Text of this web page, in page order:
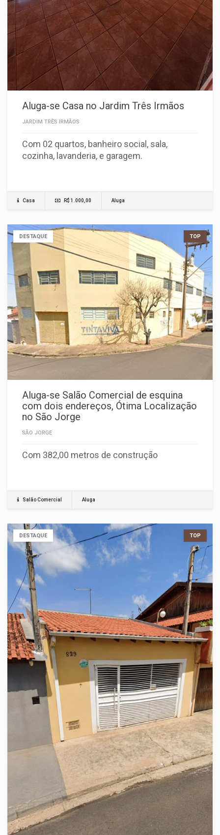
Aluga-se Casa no Jardim Três Irmãos
JARDIM TRÊS IRMÃOS
Com 02 quartos, banheiro social, sala,
cozinha, lavanderia, e garagem.
Casa R$ 1.000,00 Aluga
DESTAQUE TOP
Aluga-se Salão Comercial de esquina
com dois endereços, Ótima Localização
no São Jorge
SÃO JORGE
Com 382,00 metros de construção
Salão Comercial Aluga
DESTAQUE TOP